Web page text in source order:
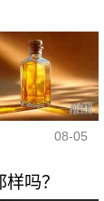
08-05
吗？